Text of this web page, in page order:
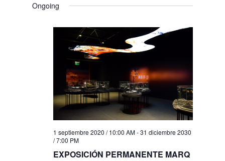
Ongoing
1 septiembre 2020 / 10:00 AM-31 diciembre 2030
/ 7:00 PM
EXPOSICIÓN PERMANENTE MARQ